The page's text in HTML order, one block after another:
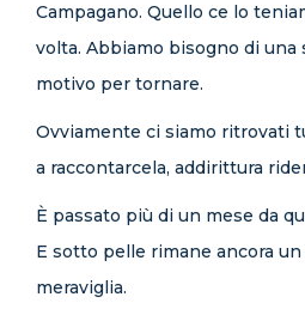
Campagano. Quello ce lo
volta. Abbiamo bisogno di una
motivo per tornare.
Ovviamente ci siamo ritrovati
a raccontarcela, addirittura
È passato più di un mese da
E sotto pelle rimane ancora un
meraviglia.